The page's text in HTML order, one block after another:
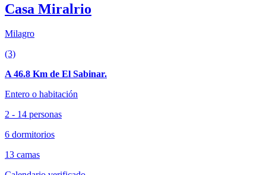
Casa Miralrio
Milagro
(3)
A 46.8 Km de El Sabinar.
Entero o habitación
2 - 14 personas
6 dormitorios
13 camas